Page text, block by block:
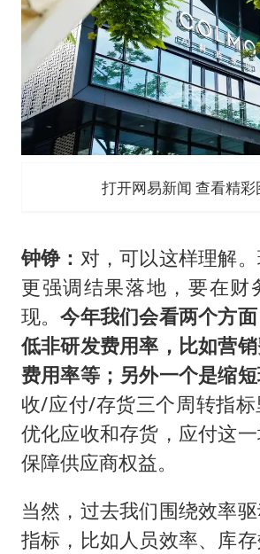
打开网易新闻 查看精彩
钟铮： 对，可以这样理解
更强调结果落地，要在财
现。今年我们会看两个方
低非研发费用率，比如营
费用率等；另外一个是缩
收/应付/存货三个周转指
优化应收和存货，应付这
保障供应商权益。
当然，过去我们围绕效率
指标，比如人员效率、库